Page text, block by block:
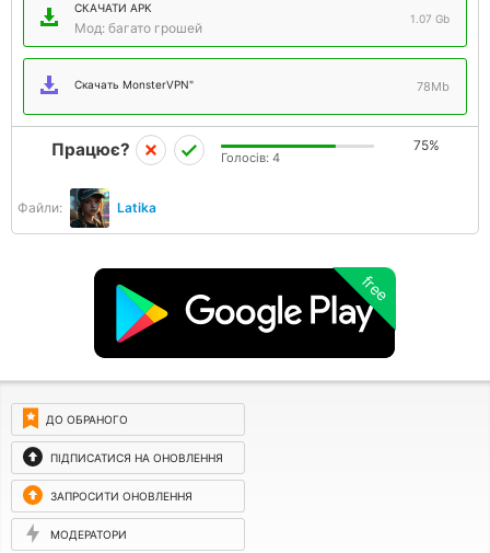
СКАЧАТИ APK
Мод: багато грошей
1.07 Gb
Скачать MonsterVPN" 78Mb
Файли: Latika
Працює? 75%
Голосів: 4
free
ДО ОБРАНОГО
ПІДПИСАТИСЯ НА ОНОВЛЕННЯ
ЗАПРОСИТИ ОНОВЛЕННЯ
МОДЕРАТОРИ